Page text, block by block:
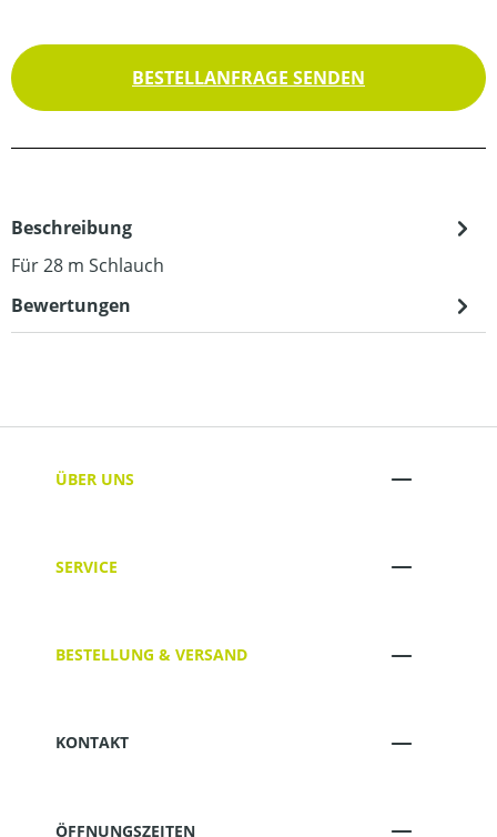
BESTELLANFRAGE SENDEN
Beschreibung
Für 28 m Schlauch
Bewertungen
ÜBER UNS
SERVICE
BESTELLUNG & VERSAND
KONTAKT
ÖFFNUNGSZEITEN